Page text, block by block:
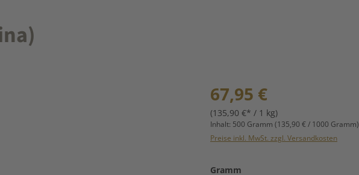
Regulärer Preis:
67,95 €
(135,90 €* / 1 kg)
Inhalt: 500 Gramm (135,90 € / 1000 Gramm)
Preise inkl. MwSt. zzgl. Versandkosten
Gramm